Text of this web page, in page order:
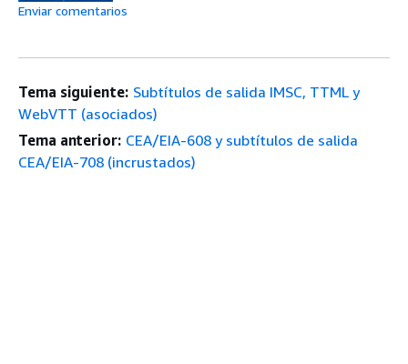
Enviar comentarios
Tema siguiente: Subtítulos de salida IMSC, TTML y
WebVTT (asociados)
Tema anterior: CEA/EIA-608 y subtítulos de salida
CEA/EIA-708 (incrustados)